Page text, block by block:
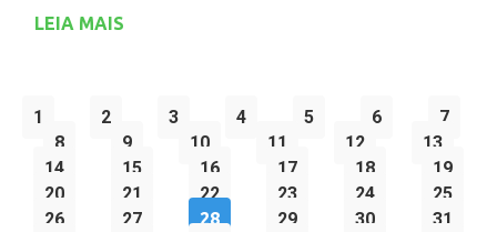
LEIA MAIS
1 2 3 4 5 6
7
8
9 10 11 12
13
14
15 16 17 18
19
20
21 22 23 24
25
26
27 28 29 30
31